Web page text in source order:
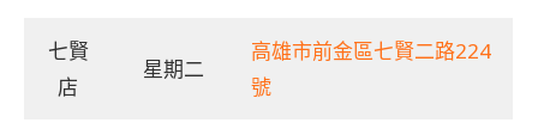
七賢
店
星期二
高雄市前金區七賢二路224
號